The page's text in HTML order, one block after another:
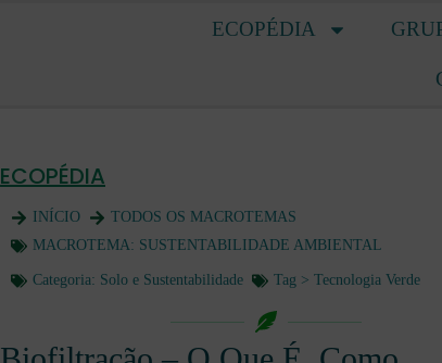
ECOPÉDIA
ECOPÉDIA
INÍCIO
TODOS OS MACROTEMAS
MACROTEMA: SUSTENTABILIDADE AMBIENTAL
Categoria: Solo e Sustentabilidade Tag > Tecnologia Verde